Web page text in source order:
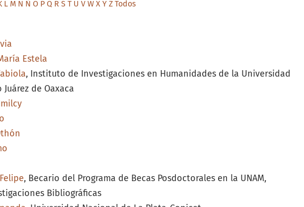
L M N Ñ O P Q R S T U V W X Y Z Todos
Estela
, Instituto de Investigaciones en Humanidades de la Universidad
de Oaxaca
, Becario del Programa de Becas Posdoctorales en la UNAM,
Bibliográficas